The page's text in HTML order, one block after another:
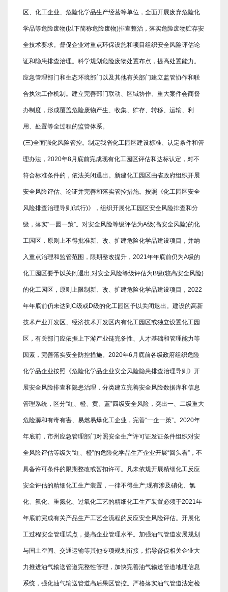
区、化工企业、危险化学品生产经营等单位，全面开展废弃危险化
学品等危险废物(以下简称危险废物)排查整治，落实危险废物贮存安
全技术要求。督促企业对重点环保设施和项目组织安全风险评估论
证和隐患排查治理。科学规划危险废物处置布点，提高处置能力。
应急管理部门和生态环境部门以及其他有关部门建立监管协作和联
合执法工作机制。建立完善部门联动、区域协作、重大案件会商督
办制度，形成覆盖危险废物产生、收集、贮存、转移、运输、利
用、处置等全过程的监管体系。
(三)全面强化风险管控。制定我省化工园区建设标准、认定条件和管
理办法，2020年8月底前完成现有化工园区评估和达标认定，对不
符合标准条件的，依法关闭退出。新建化工园区由省政府组织开展
安全风险评估、论证并完善和落实管控措施。按照《化工园区安全
风险排查治理导则(试行)》，组织开展化工园区安全风险排查和分
级，落实“一园一策”。对安全风险等级评估为A级(高安全风险)的化
工园区，原则上不得批准新、改、扩建危险化学品建设项目，并纳
入重点治理和监管范围，限期整改提升，2021年年底前仍为A级的
化工园区要予以关闭退出;对安全风险等级评估为B级(较高安全风险)
的化工园区，原则上限制新、改、扩建危险化学品建设项目，2022
年年底前仍未达到C级或D级的化工园区予以关闭退出。建设的高新
技术产业开发区、经济技术开发区内有化工园区或独立设置化工园
区，有关部门应依据上下游产业链完备性、人才基础和管理能力等
因素，完善落实安全防控措施。2020年6月底前各级政府组织危险
化学品企业按照《危险化学品企业安全风险隐患排查治理导则》开
展安全风险排查和隐患治理，分类建立完善安全风险数据库和信息
管理系统，区分“红、橙、黄、蓝”四级安全风险，突出一、二级重大
危险源和有毒有害、易燃易爆化工企业，完善“一企一策”。2020年
年底前，市州应急管理部门对照安全生产许可证发证条件组织对安
全风险评估等级为“红、橙”的危险化学品生产企业开展“回头看”，不
具备许可条件的限期整改或暂扣许可。凡未依规开展精细化工反应
安全评估的精细化工生产装置，一律不得生产;现有涉及硝化、氯
化、氟化、重氮化、过氧化工艺的精细化工生产装置必须于2021年
年底前完成有关产品生产工艺全流程的反应安全风险评估。开展化
工过程安全管理试点，提高企业管理水平。加强油气管道发展规划
与国土空间、交通运输等其他专项规划衔接，指导督促相关企业大
力推进油气输送管道完整性管理，加快完善油气输送管道地理信息
系统，强化油气输送管道高后果区管控。严格落实油气管道法定检